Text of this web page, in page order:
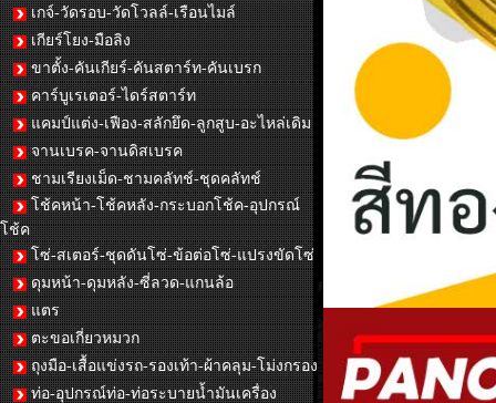
เกจ์-วัดรอบ-วัดโวลล์-เรือนไมล์
เกียร์โยง-มือลิง
ขาตั้ง-คันเกียร์-คันสตาร์ท-คันเบรก
คาร์บูเรเตอร์-ไดร์สตาร์ท
แคมป์แต่ง-เฟือง-สลักยึด-ลูกสูบ-อะไหล่เดิม
จานเบรค-จานดิสเบรค
ชามเรียงเม็ด-ชามคลัทช์-ชุดคลัทช์
โช้คหน้า-โช้คหลัง-กระบอกโช้ค-อุปกรณ์
โช้ค
โซ่-สเตอร์-ชุดดันโซ่-ข้อต่อโซ่-แปรงขัดโซ่
ดุมหน้า-ดุมหลัง-ซี่ลวด-แกนล้อ
แตร
ตะขอเกี่ยวหมวก
ถุงมือ-เสื้อแข่งรถ-รองเท้า-ผ้าคลุม-โม่งกรอง
ท่อ-อุปกรณ์ท่อ-ท่อระบายน้ำมันเครื่อง